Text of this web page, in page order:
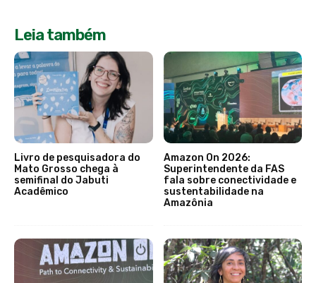
Leia também
Livro de pesquisadora do
Mato Grosso chega à
semifinal do Jabuti
Acadêmico
Amazon On 2026:
Superintendente da FAS
fala sobre conectividade e
sustentabilidade na
Amazônia